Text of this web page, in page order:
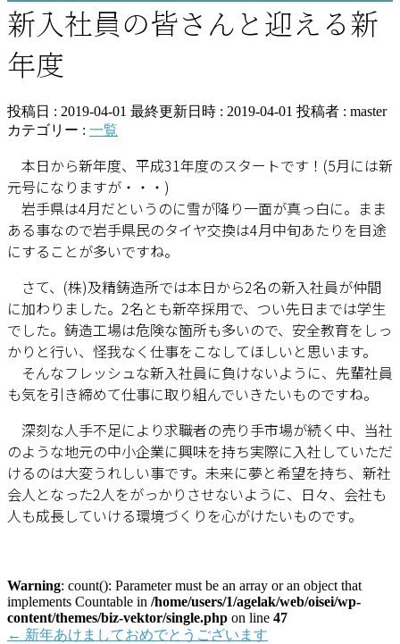
新入社員の皆さんと迎える新
年度
投稿日 : 2019-04-01 最終更新日時 : 2019-04-01 投稿者 : master
カテゴリー : 一覧
本日から新年度、平成31年度のスタートです！(5月には新
元号になりますが・・・)
岩手県は4月だというのに雪が降り一面が真っ白に。まま
ある事なので岩手県民のタイヤ交換は4月中旬あたりを目途
にすることが多いですね。
さて、(株)及精鋳造所では本日から2名の新入社員が仲間
に加わりました。2名とも新卒採用で、つい先日までは学生
でした。鋳造工場は危険な箇所も多いので、安全教育をしっ
かりと行い、怪我なく仕事をこなしてほしいと思います。
そんなフレッシュな新入社員に負けないように、先輩社員
も気を引き締めて仕事に取り組んでいきたいものですね。
深刻な人手不足により求職者の売り手市場が続く中、当社
のような地元の中小企業に興味を持ち実際に入社していただ
けるのは大変うれしい事です。未来に夢と希望を持ち、新社
会人となった2人をがっかりさせないように、日々、会社も
人も成長していける環境づくりを心がけたいものです。
Warning: count(): Parameter must be an array or an object that
implements Countable in /home/users/1/agelak/web/oisei/wp-
content/themes/biz-vektor/single.php on line 47
← 新年あけましておめでとうございます